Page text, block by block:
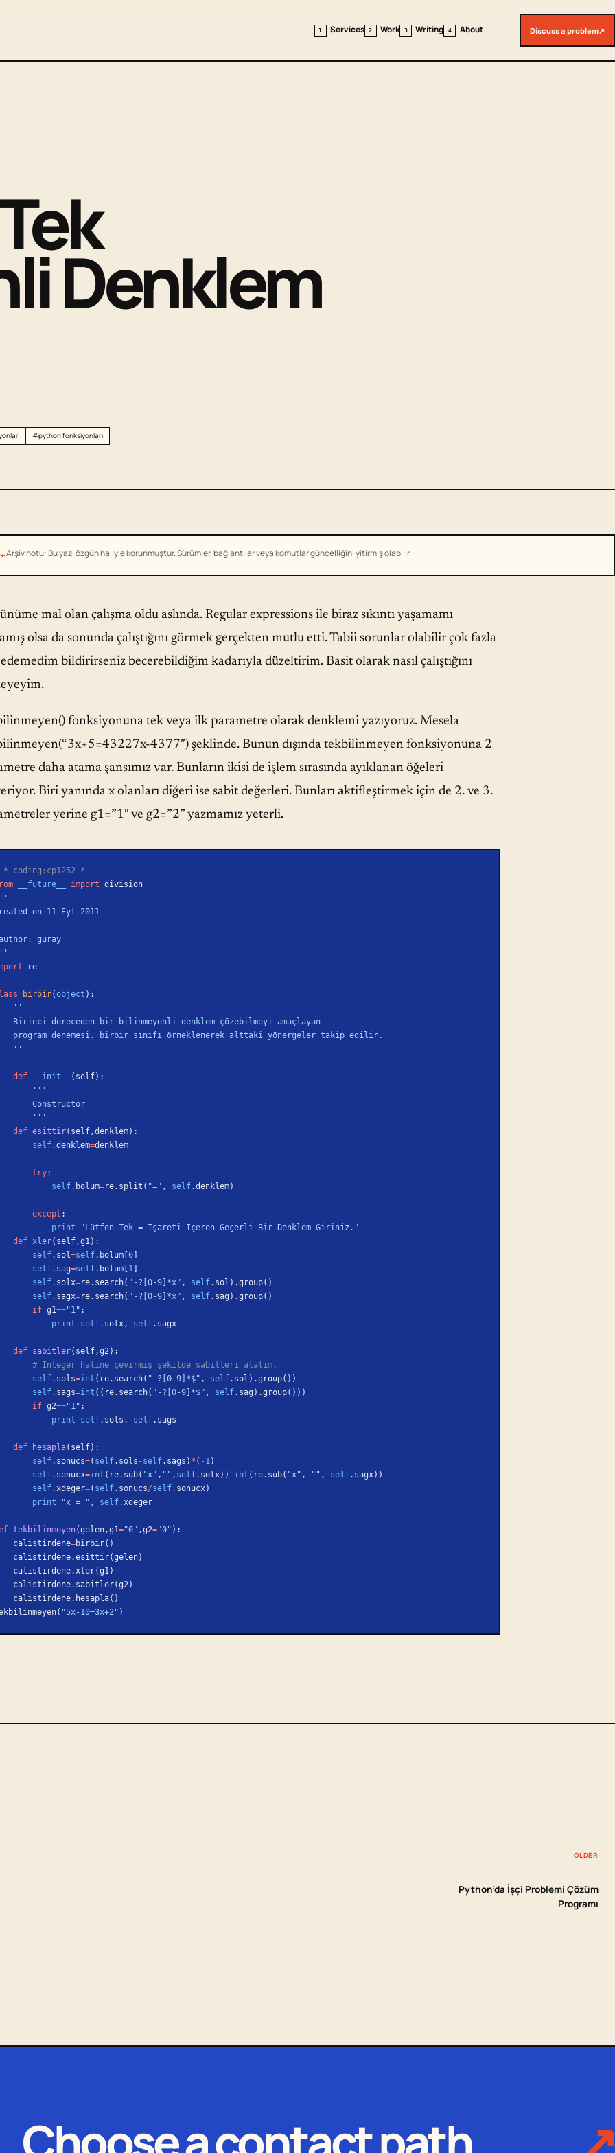
1 Services 2 Work 3 Writing 4 About Discuss a problem↗
Denklem
#python fonksiyonları
⌁Arşiv notu: Bu yazı özgün haliyle korunmuştur. Sürümler, bağlantılar veya komutlar güncelliğini yitirmiş olabilir.
mal olan çalışma oldu aslında. Regular expressions ile biraz sıkıntı yaşamamı
olsa da sonunda çalıştığını görmek gerçekten mutlu etti. Tabii sorunlar olabilir çok fazla
bildirirseniz becerebildiğim kadarıyla düzeltirim. Basit olarak nasıl çalıştığını
fonksiyonuna tek veya ilk parametre olarak denklemi yazıyoruz. Mesela
4377″) şeklinde. Bunun dışında tekbilinmeyen fonksiyonuna 2
daha atama şansımız var. Bunların ikisi de işlem sırasında ayıklanan öğeleri
Biri yanında x olanları diğeri ise sabit değerleri. Bunları aktifleştirmek için de 2. ve 3.
yerine g1=”1″ ve g2=”2” yazmamız yeterli.
*-coding:cp1252-*-
__future__ import division
on 11 Eyl 2011
guray
re
birbir(object ):
    '''
    Birinci dereceden bir bilinmeyenli denklem çözebilmeyi amaçlayan
    program denemesi. birbir sınıfı örneklenerek alttaki yönergeler takip edilir.
    '''
    def
__init__
(self):
        '''
        Constructor
        '''
    def
esittir(self,denklem):
        self
.denklem=denklem
        try
:
            self
.bolum=re.split( "=" , self.denklem)
        except
:
            print
"Lütfen Tek = İşareti İçeren Geçerli Bir Denklem Giriniz."
    def
xler(self,g1):
        self
.sol=self.bolum[0]
        self
.sag=self.bolum[1]
        self
.solx=re.search( "-?[0-9]*x" , self.sol).group()
        self
.sagx=re.search( "-?[0-9]*x" , self.sag).group()
        if
g1=="1" :
            print
self.solx, self.sagx
    def
sabitler(self,g2):
        # Integer haline çevirmiş şekilde sabitleri alalım.
        self
.sols=int (re.search( "-?[0-9]*$" , self.sol).group())
        self
.sags=int ((re.search( "-?[0-9]*$" , self.sag).group()))
        if
g2=="1" :
            print
self.sols, self.sags
    def
hesapla(self):
        self
.sonucs=( self.sols -self.sags) * ( -1)
        self
.sonucx=int (re.sub( "x" , "" , self.solx)) -int (re.sub( "x" , "" , self.sagx))
        self
.xdeger=( self.sonucs/self.sonucx)
        print
"x = " , self.xdeger
tekbilinmeyen(gelen,g1="0" ,g2="0" ):
    calistirdene
=birbir()
    calistirdene.esittir(gelen)
    calistirdene.xler(g1)
    calistirdene.sabitler(g2)
    calistirdene.hesapla()
"5x-10=3x+2" )
OLDER
Python’da İşçi Problemi Çözüm
Programı